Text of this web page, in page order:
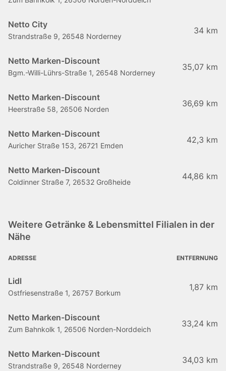
Netto City
Strandstraße 9, 26548 Norderney
34 km
Netto Marken-Discount
Bgm.-Willi-Lührs-Straße 1, 26548 Norderney
35,07 km
Netto Marken-Discount
Heerstraße 58, 26506 Norden
36,69 km
Netto Marken-Discount
Auricher Straße 153, 26721 Emden
42,3 km
Netto Marken-Discount
Coldinner Straße 7, 26532 Großheide
44,86 km
Weitere Getränke & Lebensmittel Filialen in der
Nähe
ADRESSE ENTFERNUNG
Lidl
Ostfriesenstraße 1, 26757 Borkum
1,87 km
Netto Marken-Discount
Zum Bahnkolk 1, 26506 Norden-Norddeich
33,24 km
Netto Marken-Discount
Strandstraße 9, 26548 Norderney
34,03 km